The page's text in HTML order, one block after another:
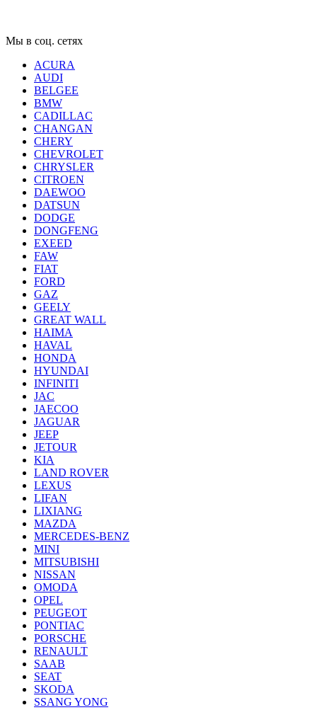
Мы в соц. сетях
ACURA
AUDI
BELGEE
BMW
CADILLAC
CHANGAN
CHERY
CHEVROLET
CHRYSLER
CITROEN
DAEWOO
DATSUN
DODGE
DONGFENG
EXEED
FAW
FIAT
FORD
GAZ
GEELY
GREAT WALL
HAIMA
HAVAL
HONDA
HYUNDAI
INFINITI
JAC
JAECOO
JAGUAR
JEEP
JETOUR
KIA
LAND ROVER
LEXUS
LIFAN
LIXIANG
MAZDA
MERCEDES-BENZ
MINI
MITSUBISHI
NISSAN
OMODA
OPEL
PEUGEOT
PONTIAC
PORSCHE
RENAULT
SAAB
SEAT
SKODA
SSANG YONG